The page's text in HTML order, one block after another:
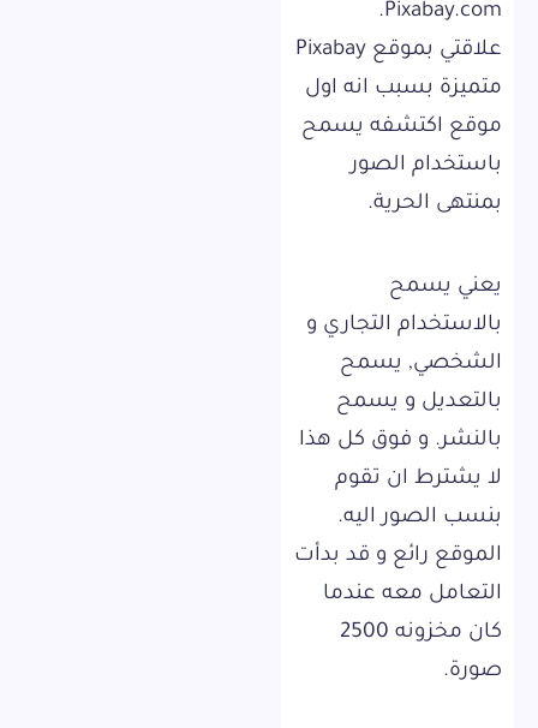
Pixabay.com.
علاقتي بموقع Pixabay
متميزة بسبب انه اول
موقع اكتشفه يسمح
باستخدام الصور
بمنتهى الحرية.
يعني يسمح
بالاستخدام التجاري و
الشخصي, يسمح
بالتعديل و يسمح
بالنشر. و فوق كل هذا
لا يشترط ان تقوم
بنسب الصور اليه.
الموقع رائع و قد بدأت
التعامل معه عندما
كان مخزونه 2500
صورة.